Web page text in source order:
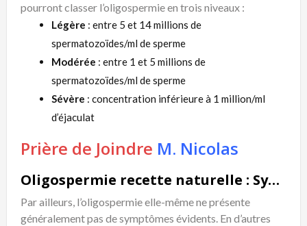
pourront classer l’oligospermie en trois niveaux :
Légère : entre 5 et 14 millions de
spermatozoïdes/ml de sperme
Modérée : entre 1 et 5 millions de
spermatozoïdes/ml de sperme
Sévère : concentration inférieure à 1 million/ml
d’éjaculat
Prière de Joindre M. Nicolas
Oligospermie recette naturelle : Symptômes
Par ailleurs, l’oligospermie elle-même ne présente
généralement pas de symptômes évidents. En d’autres